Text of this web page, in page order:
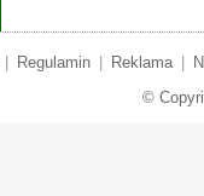
Regulamin Reklama
©